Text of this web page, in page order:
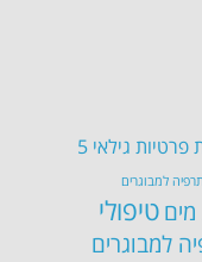
פרטיות
גילאי 5
למבוגרים
טיפולי
למבוגרים